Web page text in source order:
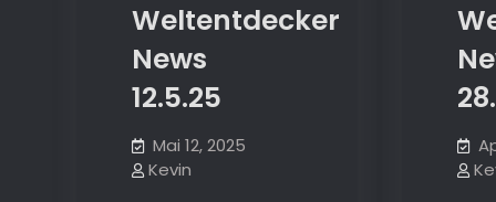
Weltentdecker
News
12.5.25
Mai 12, 2025
Kevin